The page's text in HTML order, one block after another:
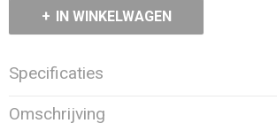
IN WINKELWAGEN
Specificaties
Productcode
221-753
Omschrijving